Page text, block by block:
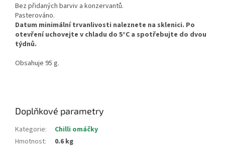
Bez přidaných barviv a konzervantů.
Pasterováno.
Datum minimální trvanlivosti naleznete na sklenici. Po
otevření uchovejte v chladu do 5°C a spotřebujte do dvou
týdnů.
Obsahuje 95 g.
Doplňkové parametry
Kategorie:
Chilli omáčky
Hmotnost:
0.6 kg